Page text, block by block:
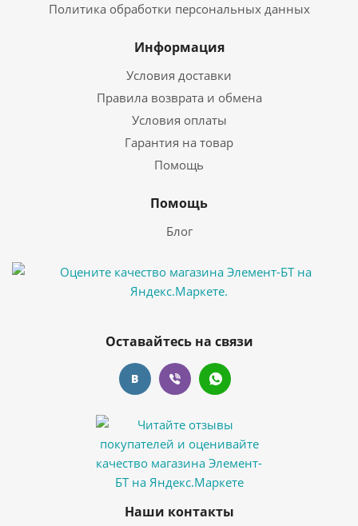
Политика обработки персональных данных
Информация
Условия доставки
Правила возврата и обмена
Условия оплаты
Гарантия на товар
Помощь
Помощь
Блог
Оставайтесь на связи
Наши контакты